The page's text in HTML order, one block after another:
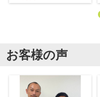
お客様の声